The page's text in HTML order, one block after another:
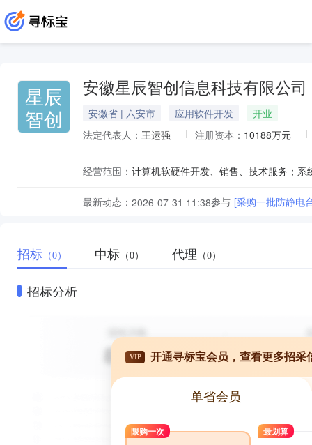
星辰
智创
安徽星辰智创信息科技有限公司
安徽省 | 六安市 应用软件开发
开业
法定代表人： 王运强 注册资本： 10188万元
经营范围：
最新动态： 2026-07-31 11:38参与 [采购一批防静电
招标 （0） 中标 （0） 代理 （0）
招标分析
VIP 开通寻标宝会员，查看更多招采
单省会员
限购一次 最划算